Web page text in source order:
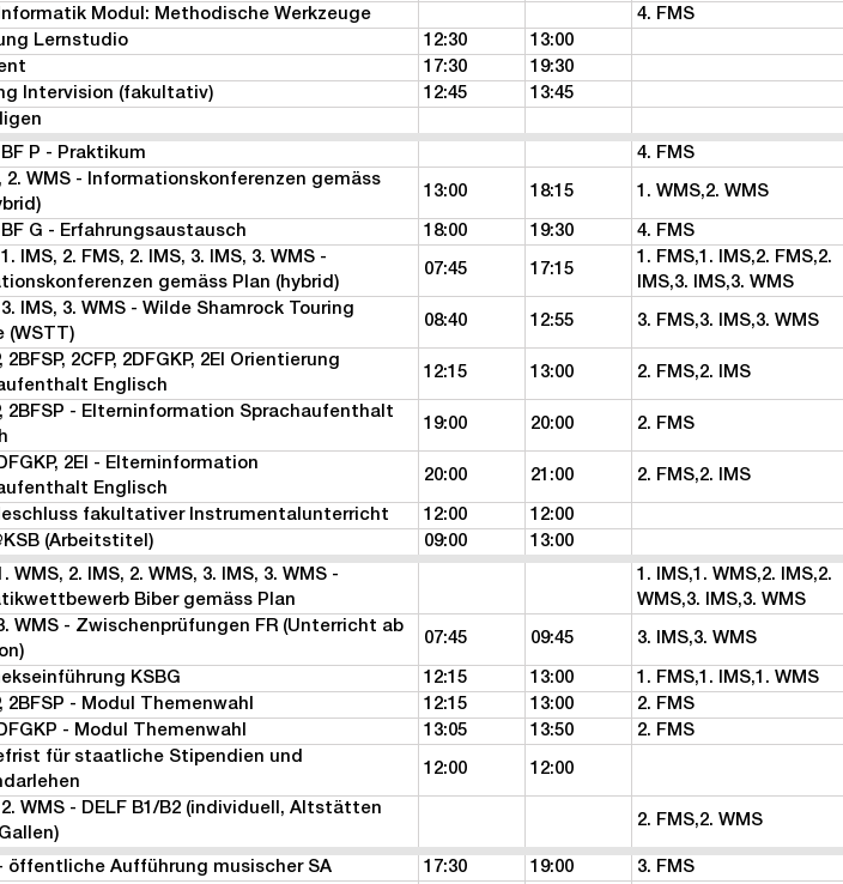
Modul: Methodische Werkzeuge
4. FMS
Lernstudio 12:30
13:00
17:30
19:30
Intervision (fakultativ) 12:45
13:45
BF P - Praktikum 4. FMS
2. WMS - Informationskonferenzen gemäss
13:00 18:15 1. WMS,2. WMS
BF G - Erfahrungsaustausch 18:00 19:30 4. FMS
IMS, 2. FMS, 2. IMS, 3. IMS, 3. WMS -
gemäss Plan (hybrid)
07:45 17:15
1. FMS,1. IMS,2. FMS,2.
IMS,3. IMS,3. WMS
3. IMS, 3. WMS - Wilde Shamrock Touring
(WSTT)
08:40 12:55 3. FMS,3. IMS,3. WMS
2BFSP, 2CFP, 2DFGKP, 2EI Orientierung
Englisch
12:15 13:00 2. FMS,2. IMS
2BFSP - Elterninformation Sprachaufenthalt
19:00 20:00 2. FMS
2EI - Elterninformation
Englisch
20:00 21:00 2. FMS,2. IMS
fakultativer Instrumentalunterricht 12:00
12:00
(Arbeitstitel) 09:00 13:00
WMS, 2. IMS, 2. WMS, 3. IMS, 3. WMS -
Biber gemäss Plan
1. IMS,1. WMS,2. IMS,2.
WMS,3. IMS,3. WMS
WMS - Zwischenprüfungen FR (Unterricht ab
07:45 09:45 3. IMS,3. WMS
KSBG 12:15 13:00
1. FMS,1. IMS,1. WMS
2BFSP - Modul Themenwahl 12:15 13:00
2. FMS
- Modul Themenwahl 13:05 13:50 2. FMS
für staatliche Stipendien und
12:00 12:00
2. WMS - DELF B1/B2 (individuell, Altstätten
2. FMS,2. WMS
öffentliche Aufführung musischer SA 17:30 19:00 3. FMS